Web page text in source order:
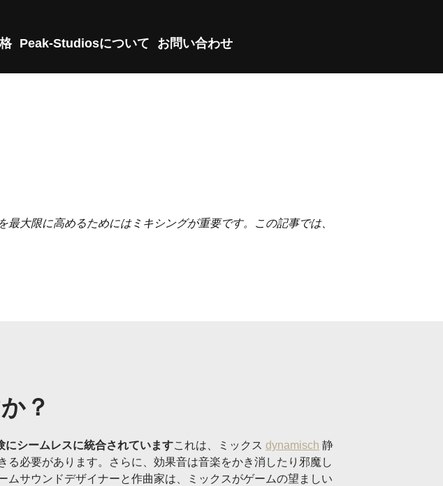
Peak-Studiosについて お問い合わせ
大限に高めるためにはミキシングが重要です。この記事では、
？
にシームレスに統合されていますこれは、ミックス dynamisch 静
必要があります。さらに、効果音は音楽をかき消したり邪魔し
サウンドデザイナーと作曲家は、ミックスがゲームの望ましい